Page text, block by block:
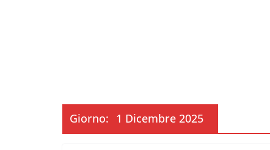
Giorno: 1 Dicembre 2025